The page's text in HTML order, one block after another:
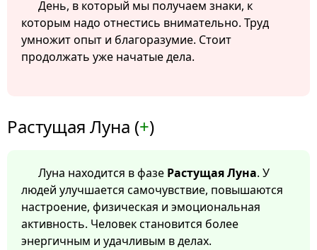
День, в который мы получаем знаки, к
которым надо отнестись внимательно. Труд
умножит опыт и благоразумие. Стоит
продолжать уже начатые дела.
Растущая Луна (+)
Луна находится в фазе Растущая Луна. У
людей улучшается самочувствие, повышаются
настроение, физическая и эмоциональная
активность. Человек становится более
энергичным и удачливым в делах.